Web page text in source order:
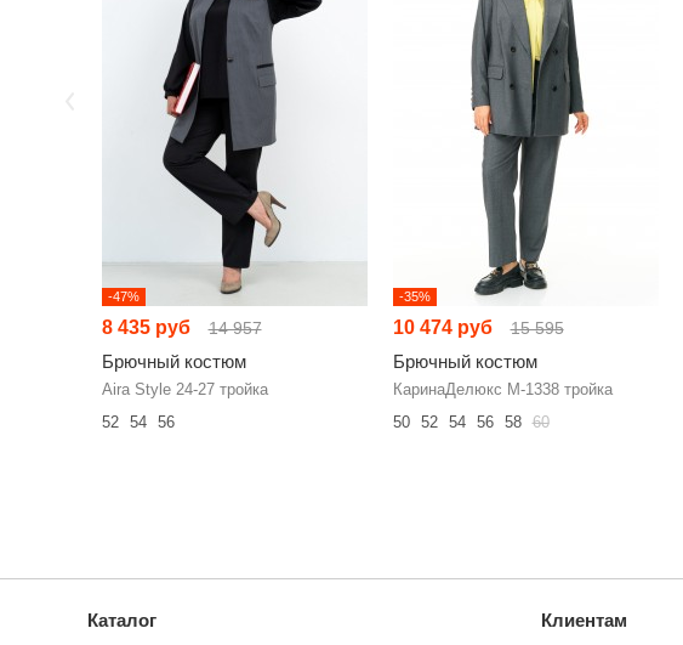
-47%
8 435 руб 14 957
Брючный костюм
Aira Style 24-27 тройка
52
54 56
-35%
10 474 руб 15 595
Брючный костюм
КаринаДелюкс М-1338 тройка
50
52 54 56 58 60
Каталог
Клиентам